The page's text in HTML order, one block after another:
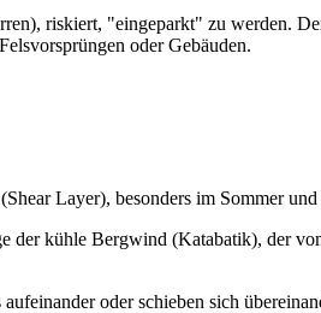
riskiert, "eingeparkt" zu werden.
oder Gebäuden.
Layer), besonders im Sommer
der kühle Bergwind (Katabatik), der
oder schieben sich